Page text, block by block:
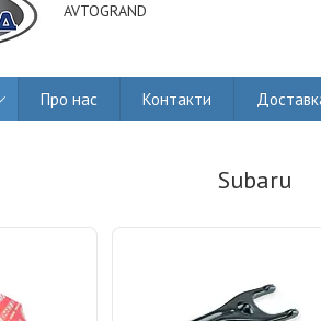
AVTOGRAND
Про нас Контакти
Subaru